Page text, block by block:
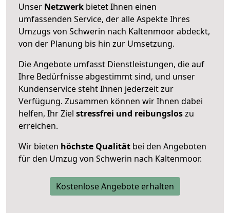
Unser Netzwerk bietet Ihnen einen
umfassenden Service, der alle Aspekte Ihres
Umzugs von Schwerin nach Kaltenmoor abdeckt,
von der Planung bis hin zur Umsetzung.
Die Angebote umfasst Dienstleistungen, die auf
Ihre Bedürfnisse abgestimmt sind, und unser
Kundenservice steht Ihnen jederzeit zur
Verfügung. Zusammen können wir Ihnen dabei
helfen, Ihr Ziel stressfrei und reibungsloszu
erreichen.
Wir bieten höchste Qualität bei den Angeboten
für den Umzug von Schwerin nach Kaltenmoor.
Kostenlose Angebote erhalten